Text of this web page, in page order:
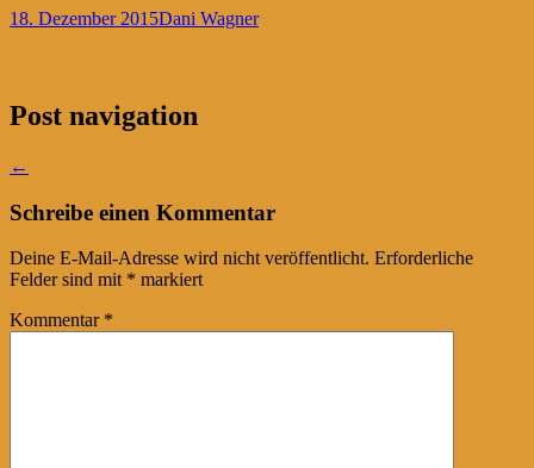
18. Dezember 2015Dani Wagner
Post navigation
←
Schreibe einen Kommentar
Deine E-Mail-Adresse wird nicht veröffentlicht. Erforderliche
Felder sind mit * markiert
Kommentar *